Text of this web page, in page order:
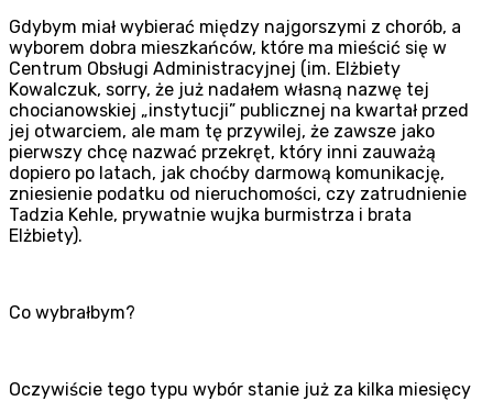
Gdybym miał wybierać między najgorszymi z chorób, a
wyborem dobra mieszkańców, które ma mieścić się w
Centrum Obsługi Administracyjnej (im. Elżbiety
Kowalczuk, sorry, że już nadałem własną nazwę tej
chocianowskiej „instytucji” publicznej na kwartał przed
jej otwarciem, ale mam tę przywilej, że zawsze jako
pierwszy chcę nazwać przekręt, który inni zauważą
dopiero po latach, jak choćby darmową komunikację,
zniesienie podatku od nieruchomości, czy zatrudnienie
Tadzia Kehle, prywatnie wujka burmistrza i brata
Elżbiety).
Co wybrałbym?
Oczywiście tego typu wybór stanie już za kilka miesięcy